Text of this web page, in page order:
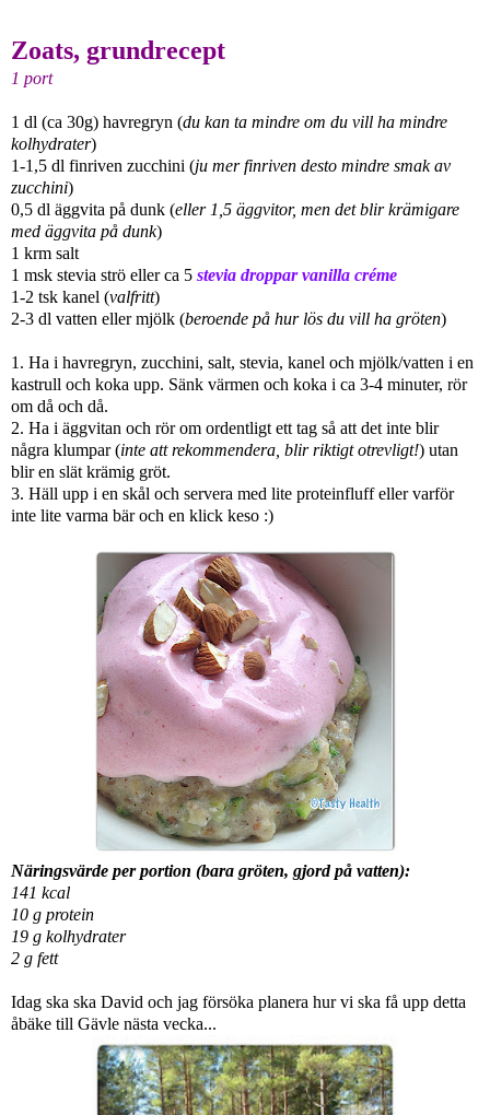
Zoats, grundrecept
1 port
1 dl (ca 30g) havregryn (du kan ta mindre om du vill ha mindre
kolhydrater)
1-1,5 dl finriven zucchini (ju mer finriven desto mindre smak av
zucchini)
0,5 dl äggvita på dunk (eller 1,5 äggvitor, men det blir krämigare
med äggvita på dunk)
1 krm salt
1 msk stevia strö eller ca 5 stevia droppar vanilla créme
1-2 tsk kanel (valfritt)
2-3 dl vatten eller mjölk (beroende på hur lös du vill ha gröten)
1. Ha i havregryn, zucchini, salt, stevia, kanel och mjölk/vatten i en
kastrull och koka upp. Sänk värmen och koka i ca 3-4 minuter, rör
om då och då.
2. Ha i äggvitan och rör om ordentligt ett tag så att det inte blir
några klumpar (inte att rekommendera, blir riktigt otrevligt!) utan
blir en slät krämig gröt.
3. Häll upp i en skål och servera med lite proteinfluff eller varför
inte lite varma bär och en klick keso :)
Näringsvärde per portion (bara gröten, gjord på vatten):
141 kcal
10 g protein
19 g kolhydrater
2 g fett
Idag ska ska David och jag försöka planera hur vi ska få upp detta
åbäke till Gävle nästa vecka...